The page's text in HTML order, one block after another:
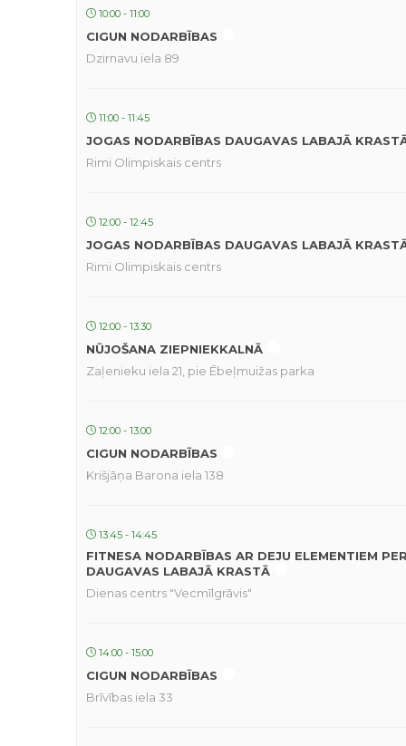
10:00 - 11:00
CIGUN NODARBĪBAS
Dzirnavu iela 89
11:00 - 11:45
JOGAS NODARBĪBAS DAUGAVAS LABAJĀ
Rimi Olimpiskais centrs
12:00 - 12:45
JOGAS NODARBĪBAS DAUGAVAS LABAJĀ
Rimi Olimpiskais centrs
12:00 - 13:30
NŪJOŠANA ZIEPNIEKKALNĀ
Zaļenieku iela 21, pie Ēbeļmuižas parka
12:00 - 13:00
CIGUN NODARBĪBAS
Krišjāņa Barona iela 138
13:45 - 14:45
FITNESA NODARBĪBAS AR DEJU ELEMENTIEM
DAUGAVAS LABAJĀ KRASTĀ
Dienas centrs "Vecmīlgrāvis"
14:00 - 15:00
CIGUN NODARBĪBAS
Brīvības iela 33